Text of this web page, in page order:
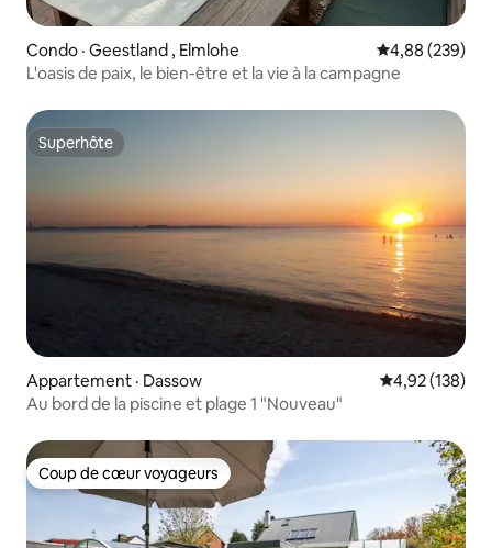
Condo · Geestland , Elmlohe Note
4,88 (239)
L'oasis de paix, le bien-être et la vie à la campagne
Superhôte
Superhôte
Appartement · Dassow Note
4,92 (138)
Au bord de la piscine et plage 1 "Nouveau"
Coup de cœur voyageurs
Coup de cœur voyageurs